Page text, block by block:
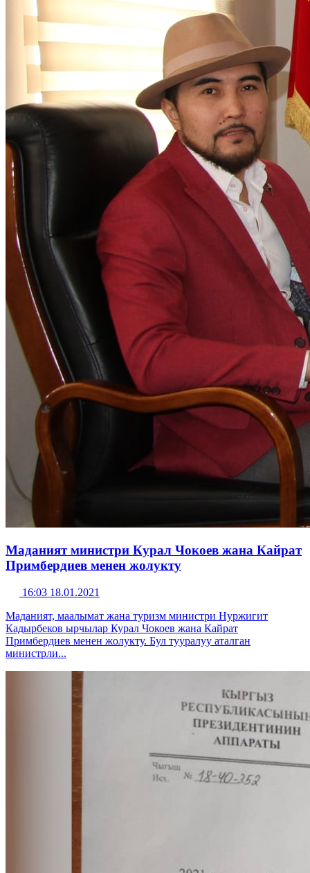
Маданият министри Курал Чокоев жана Кайрат
Примбердиев менен жолукту
16:03 18.01.2021
Маданият, маалымат жана туризм министри Нуржигит
Кадырбеков ырчылар Курал Чокоев жана Кайрат
Примбердиев менен жолукту. Бул тууралуу аталган
министрли...